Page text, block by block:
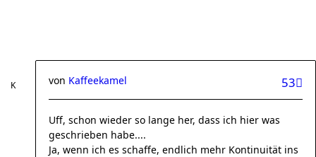
53
von Kaffeekamel
Uff, schon wieder so lange her, dass ich hier was
geschrieben habe....
Ja, wenn ich es schaffe, endlich mehr Kontinuität ins